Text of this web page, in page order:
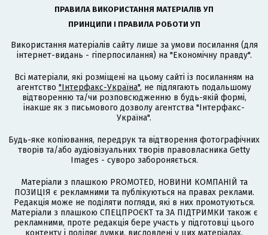
ПРАВИЛА ВИКОРИСТАННЯ МАТЕРІАЛІВ УП
ПРИНЦИПИ І ПРАВИЛА РОБОТИ УП
Використання матеріалів сайту лише за умови посилання (для
інтернет-видань - гіперпосилання) на "Економічну правду".
Всі матеріали, які розміщені на цьому сайті із посиланням на
агентство "Інтерфакс-Україна", не підлягають подальшому
відтворенню та/чи розповсюдженню в будь-якій формі,
інакше як з письмового дозволу агентства "Інтерфакс-
Україна".
Будь-яке копіювання, передрук та відтворення фотографічних
творів та/або аудіовізуальних творів правовласника Getty
Images - суворо забороняється.
Матеріали з плашкою PROMOTED, НОВИНИ КОМПАНІЙ та
ПОЗИЦІЯ є рекламними та публікуються на правах реклами.
Редакція може не поділяти погляди, які в них промотуються.
Матеріали з плашкою СПЕЦПРОЄКТ та ЗА ПІДТРИМКИ також є
рекламними, проте редакція бере участь у підготовці цього